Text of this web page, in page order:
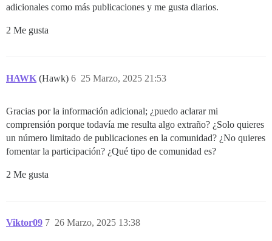
adicionales como más publicaciones y me gusta diarios.
2 Me gusta
HAWK (Hawk) 25 Marzo, 2025 21:53
6
Gracias por la información adicional; ¿puedo aclarar mi
comprensión porque todavía me resulta algo extraño? ¿Solo quieres
un número limitado de publicaciones en la comunidad? ¿No quieres
fomentar la participación? ¿Qué tipo de comunidad es?
2 Me gusta
Viktor09 26 Marzo, 2025 13:38
7